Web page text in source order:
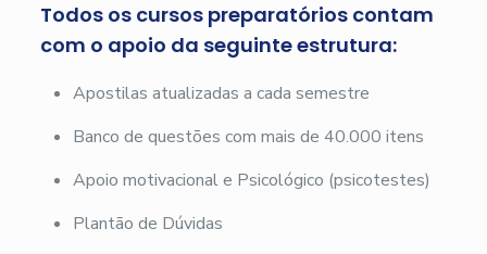
Todos os cursos preparatórios contam
com o apoio da seguinte estrutura:
Apostilas atualizadas a cada semestre
Banco de questões com mais de 40.000 itens
Apoio motivacional e Psicológico (psicotestes)
Plantão de Dúvidas